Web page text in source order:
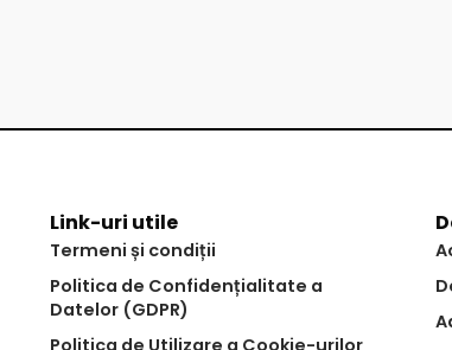
Link-uri utile
Termeni și condiții
Politica de Confidențialitate a
Datelor (GDPR)
Politica de Utilizare a Cookie-urilor